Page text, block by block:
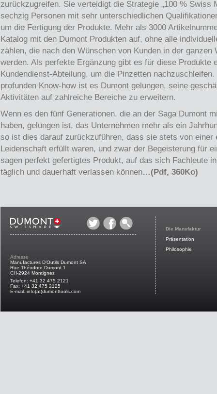
zurückzugreifen. Sie verteidigt die Strategie „100 % Swiss
sechzig Personen mit sehr unterschiedlichen
um die Fertigung der Produkte. Mehr als 3000
Katalog mit den Dumont Produkten auf, ohne alle
zählen, die nach den Wünschen von Kunden in der ganzen
werden. Als perfekte Ergänzung gibt es für diese Produkte
Kundendienst-Abteilung, um die Pinzetten
profunden Know-how ist es Dumont gelungen, seine
Aktivitäten auf zahlreiche Bereiche zu erweitern.
Wenn es den fünf Generationen, die an der Saga Dumont
haben, gelungen ist, das Unternehmen mehr als ein
so ist dies darauf zurückzuführen, dass sie stets von einer
Leidenschaft erfüllt waren, und zwar der Begeisterung für
sagen perfekt gefertigtes Produkt, auf das sich Fachleute
täglich und dauerhaft verlassen können…(Pdf, 360Ko)
Adresse
Manufactures D’Outils Dumont SA
Rue Théodore Dumont 1
CH-2924 Montignez
Telefon: +41 32 475 2121
Fax: +41 32 475 2125
E-mail: info(at)dumonttools.com
Die Manufaktur
Präsentation
Philosophie